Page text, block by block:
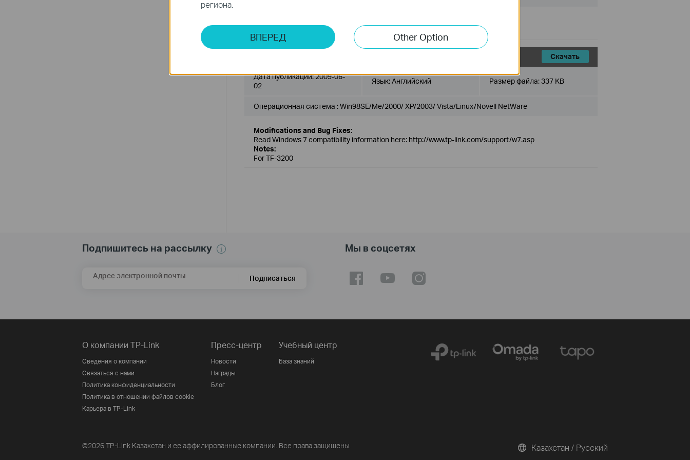
Скачать
Дата публикации:2009-06-
02
Язык:Английский Размер файла:337 KB
Операционная система : Win98SE/Me/2000/ XP/2003/ Vista/Linux/Novell NetWare
Modifications and Bug Fixes:
Read Windows 7 compatibility information here: http://www.tp-link.com/support/w7.asp
Notes:
For TF-3200
Подпишитесь на рассылку
Адрес электронной почты Подписаться
Мы в соцсетях
О компании TP-Link
Сведения о компании
Связаться с нами
Политика конфиденциальности
Политика в отношении файлов cookie
Карьера в TP-Link
Пресс-центр
Новости
Награды
Блог
Учебный центр
База знаний
©2026 TP-Link Казахстан и ее аффилированные компании. Все права защищены. Казахстан / Русский
региона.
ВПЕРЕД Other Option